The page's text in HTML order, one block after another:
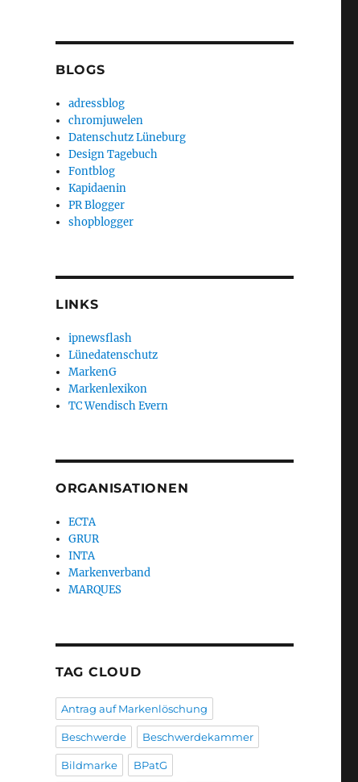
BLOGS
adressblog
chromjuwelen
Datenschutz Lüneburg
Design Tagebuch
Fontblog
Kapidaenin
PR Blogger
shopblogger
LINKS
ipnewsflash
Lünedatenschutz
MarkenG
Markenlexikon
TC Wendisch Evern
ORGANISATIONEN
ECTA
GRUR
INTA
Markenverband
MARQUES
TAG CLOUD
Antrag auf Markenlöschung
Beschwerde Beschwerdekammer
Bildmarke BPatG